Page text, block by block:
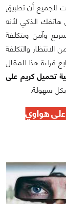
الأمر يثبت للجميع أن تطبيق
الذكي لأنه
وآمن وبتكلفة
والتكلفة
قراءة هذا المقال
تحميل كريم على
سهولة.
على هواوي